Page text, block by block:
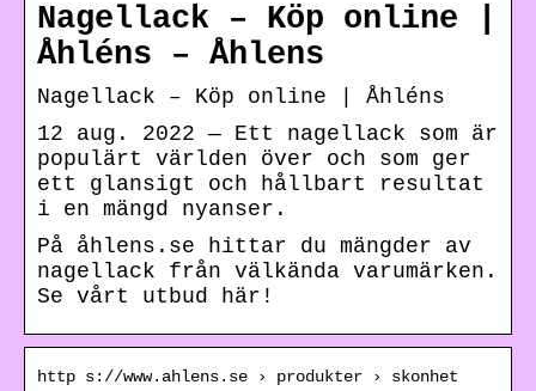
Nagellack – Köp online |
Åhléns – Åhlens
Nagellack – Köp online | Åhléns
12 aug. 2022 — Ett nagellack som är
populärt världen över och som ger
ett glansigt och hållbart resultat
i en mängd nyanser.
På åhlens.se hittar du mängder av
nagellack från välkända varumärken.
Se vårt utbud här!
http s://www.ahlens.se › produkter › skonhet